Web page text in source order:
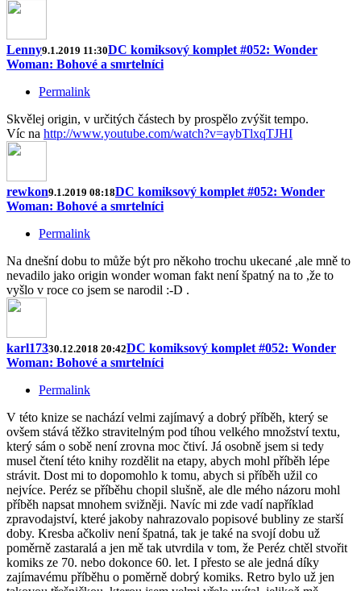
Lenny9.1.2019 11:30DC komiksový komplet #052: Wonder
Woman: Bohové a smrtelníci
Permalink
Skvělej origin, v určitých částech by prospělo zvýšit tempo.
Víc na http://www.youtube.com/watch?v=aybTlxqTJHI
rewkon9.1.2019 08:18DC komiksový komplet #052: Wonder
Woman: Bohové a smrtelníci
Permalink
Na dnešní dobu to může být pro někoho trochu ukecané ,ale mně to
nevadilo jako origin wonder woman fakt není špatný na to ,že to
vyšlo v roce co jsem se narodil :-D .
karl17330.12.2018 20:42DC komiksový komplet #052: Wonder
Woman: Bohové a smrtelníci
Permalink
V této knize se nachází velmi zajímavý a dobrý příběh, který se
ovšem stává těžko stravitelným pod tíhou velkého množství textu,
který sám o sobě není zrovna moc čtiví. Já osobně jsem si tedy
musel čtení této knihy rozdělit na etapy, abych mohl příběh lépe
strávit. Dost mi to dopomohlo k tomu, abych si příběh užil co
nejvíce. Peréz se příběhu chopil slušně, ale dle mého názoru mohl
příběh napsat mnohem svižněji. Navíc mi zde vadí například
zpravodajství, které jakoby nahrazovalo popisové bubliny ze starší
doby. Kresba ačkoliv není špatná, tak je také na svojí dobu už
poměrně zastaralá a jen mě tak utvrdila v tom, že Peréz chtěl stvořit
komiks ze 70. nebo dokonce 60. let. I přesto se ale jedná díky
zajímavému příběhu o poměrně dobrý komiks. Retro bylo už jen